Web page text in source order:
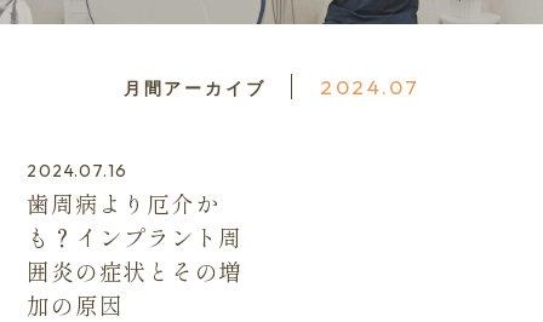
月間アーカイブ 2024.07
2024.07.16
歯周病より厄介か
も？インプラント周
囲炎の症状とその増
加の原因